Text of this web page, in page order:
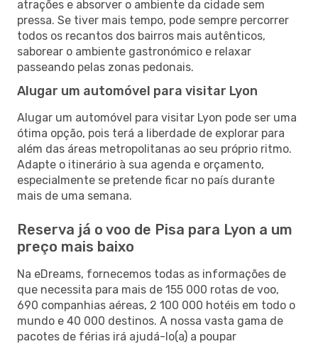
atrações e absorver o ambiente da cidade sem
pressa. Se tiver mais tempo, pode sempre percorrer
todos os recantos dos bairros mais autênticos,
saborear o ambiente gastronómico e relaxar
passeando pelas zonas pedonais.
Alugar um automóvel para visitar Lyon
Alugar um automóvel para visitar Lyon pode ser uma
ótima opção, pois terá a liberdade de explorar para
além das áreas metropolitanas ao seu próprio ritmo.
Adapte o itinerário à sua agenda e orçamento,
especialmente se pretende ficar no país durante
mais de uma semana.
Reserva já o voo de Pisa para Lyon a um
preço mais baixo
Na eDreams, fornecemos todas as informações de
que necessita para mais de 155 000 rotas de voo,
690 companhias aéreas, 2 100 000 hotéis em todo o
mundo e 40 000 destinos. A nossa vasta gama de
pacotes de férias irá ajudá-lo(a) a poupar